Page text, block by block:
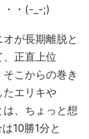
・・(-_-;)
が長期離脱と
、正直上位
こからの巻き
エリキや
、ちょっと想
10勝1分と